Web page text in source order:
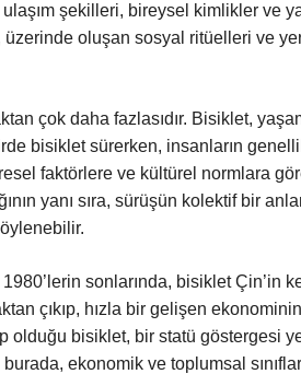
şekilleri, bireysel kimlikler ve
oluşan sosyal ritüelleri ve
çok daha fazlasıdır. Bisiklet,
bisiklet sürerken, insanların
faktörlere ve kültürel normlara
yanı sıra, sürüşün kolektif bir
sonlarında, bisiklet Çin’in
çıkıp, hızla bir gelişen
bisiklet, bir statü göstergesi
ekonomik ve toplumsal